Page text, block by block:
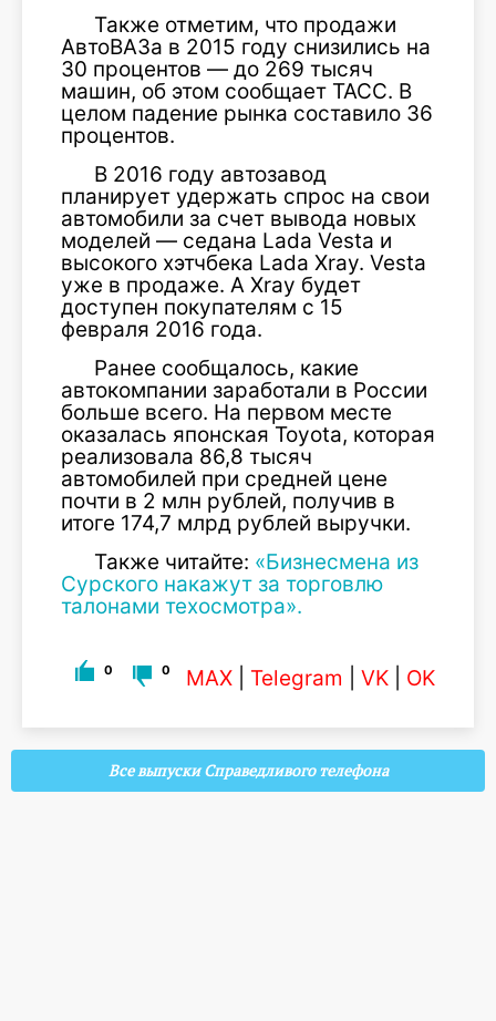
Также отметим, что продажи
АвтоВАЗа в 2015 году снизились на
30 процентов — до 269 тысяч
машин, об этом сообщает ТАСС. В
целом падение рынка составило 36
процентов.
В 2016 году автозавод
планирует удержать спрос на свои
автомобили за счет вывода новых
моделей — седана Lada Vesta и
высокого хэтчбека Lada Xray. Vesta
уже в продаже. А Xray будет
доступен покупателям с 15
февраля 2016 года.
Ранее сообщалось, какие
автокомпании заработали в России
больше всего. На первом месте
оказалась японская Toyota, которая
реализовала 86,8 тысяч
автомобилей при средней цене
почти в 2 млн рублей, получив в
итоге 174,7 млрд рублей выручки.
Также читайте: «Бизнесмена из
Сурского накажут за торговлю
талонами техосмотра».
0 0 MAX Telegram VK OK
Все выпуски Справедливого телефона